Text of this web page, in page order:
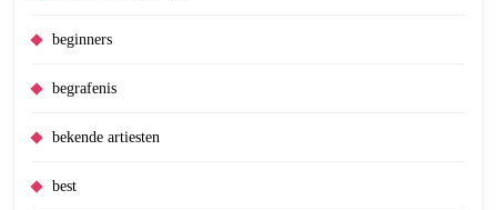
beginners
begrafenis
bekende artiesten
best